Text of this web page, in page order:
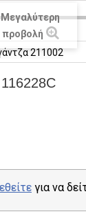
Μεγαλύτερη
προβολή
για να